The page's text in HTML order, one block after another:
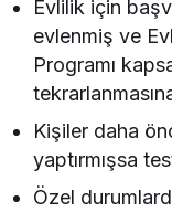
Evlilik için
evlenmiş ve
Programı
Kişiler daha
yaptırmışsa
Özel